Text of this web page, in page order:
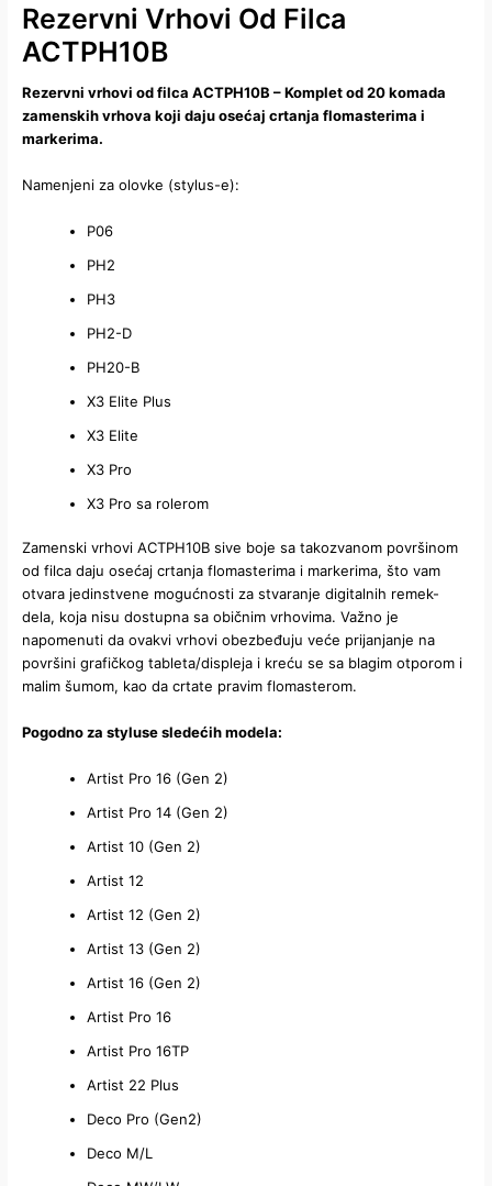
Rezervni Vrhovi Od Filca
ACTPH10B
Rezervni vrhovi od filca ACTPH10B – Komplet od 20 komada
zamenskih vrhova koji daju osećaj crtanja flomasterima i
markerima.
Namenjeni za olovke (stylus-e):
P06
PH2
PH3
PH2-D
PH20-B
X3 Elite Plus
X3 Elite
X3 Pro
X3 Pro sa rolerom
Zamenski vrhovi ACTPH10B sive boje sa takozvanom površinom
od filca daju osećaj crtanja flomasterima i markerima, što vam
otvara jedinstvene mogućnosti za stvaranje digitalnih remek-
dela, koja nisu dostupna sa običnim vrhovima. Važno je
napomenuti da ovakvi vrhovi obezbeđuju veće prijanjanje na
površini grafičkog tableta/displeja i kreću se sa blagim otporom i
malim šumom, kao da crtate pravim flomasterom.
Pogodno za styluse sledećih modela:
Artist Pro 16 (Gen 2)
Artist Pro 14 (Gen 2)
Artist 10 (Gen 2)
Artist 12
Artist 12 (Gen 2)
Artist 13 (Gen 2)
Artist 16 (Gen 2)
Artist Pro 16
Artist Pro 16TP
Artist 22 Plus
Deco Pro (Gen2)
Deco M/L